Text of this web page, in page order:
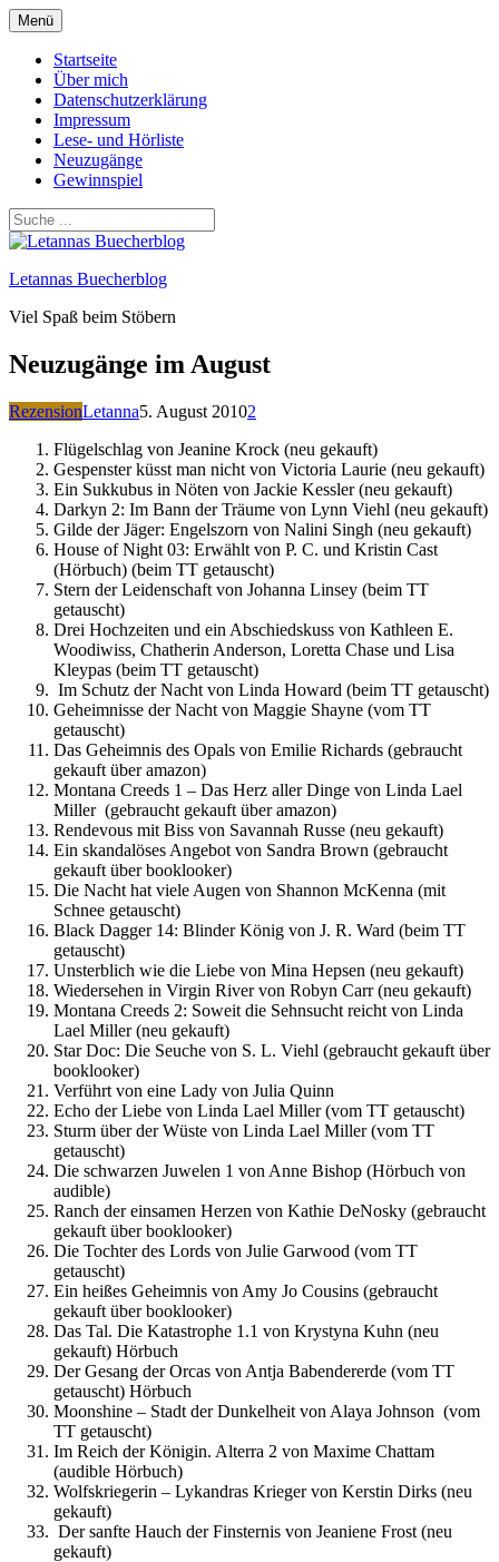
Zum
Inhalt
springen
Menü
Startseite
Über mich
Datenschutzerklärung
Impressum
Lese- und Hörliste
Neuzugänge
Gewinnspiel
Letannas Buecherblog
Viel Spaß beim Stöbern
Neuzugänge im August
RezensionLetanna5. August 20102
Flügelschlag von Jeanine Krock (neu gekauft)
Gespenster küsst man nicht von Victoria Laurie (neu gekauft)
Ein Sukkubus in Nöten von Jackie Kessler (neu gekauft)
Darkyn 2: Im Bann der Träume von Lynn Viehl (neu gekauft)
Gilde der Jäger: Engelszorn von Nalini Singh (neu gekauft)
House of Night 03: Erwählt von P. C. und Kristin Cast
(Hörbuch) (beim TT getauscht)
Stern der Leidenschaft von Johanna Linsey (beim TT
getauscht)
Drei Hochzeiten und ein Abschiedskuss von Kathleen E.
Woodiwiss, Chatherin Anderson, Loretta Chase und Lisa
Kleypas (beim TT getauscht)
Im Schutz der Nacht von Linda Howard (beim TT getauscht)
Geheimnisse der Nacht von Maggie Shayne (vom TT
getauscht)
Das Geheimnis des Opals von Emilie Richards (gebraucht
gekauft über amazon)
Montana Creeds 1 – Das Herz aller Dinge von Linda Lael
Miller (gebraucht gekauft über amazon)
Rendevous mit Biss von Savannah Russe (neu gekauft)
Ein skandalöses Angebot von Sandra Brown (gebraucht
gekauft über booklooker)
Die Nacht hat viele Augen von Shannon McKenna (mit
Schnee getauscht)
Black Dagger 14: Blinder König von J. R. Ward (beim TT
getauscht)
Unsterblich wie die Liebe von Mina Hepsen (neu gekauft)
Wiedersehen in Virgin River von Robyn Carr (neu gekauft)
Montana Creeds 2: Soweit die Sehnsucht reicht von Linda
Lael Miller (neu gekauft)
Star Doc: Die Seuche von S. L. Viehl (gebraucht gekauft über
booklooker)
Verführt von eine Lady von Julia Quinn
Echo der Liebe von Linda Lael Miller (vom TT getauscht)
Sturm über der Wüste von Linda Lael Miller (vom TT
getauscht)
Die schwarzen Juwelen 1 von Anne Bishop (Hörbuch von
audible)
Ranch der einsamen Herzen von Kathie DeNosky (gebraucht
gekauft über booklooker)
Die Tochter des Lords von Julie Garwood (vom TT
getauscht)
Ein heißes Geheimnis von Amy Jo Cousins (gebraucht
gekauft über booklooker)
Das Tal. Die Katastrophe 1.1 von Krystyna Kuhn (neu
gekauft) Hörbuch
Der Gesang der Orcas von Antja Babendererde (vom TT
getauscht) Hörbuch
Moonshine – Stadt der Dunkelheit von Alaya Johnson (vom
TT getauscht)
Im Reich der Königin. Alterra 2 von Maxime Chattam
(audible Hörbuch)
Wolfskriegerin – Lykandras Krieger von Kerstin Dirks (neu
gekauft)
Der sanfte Hauch der Finsternis von Jeaniene Frost (neu
gekauft)